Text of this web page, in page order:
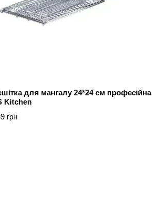
для мангалу 24*24 см професійна
Kitchen
грн